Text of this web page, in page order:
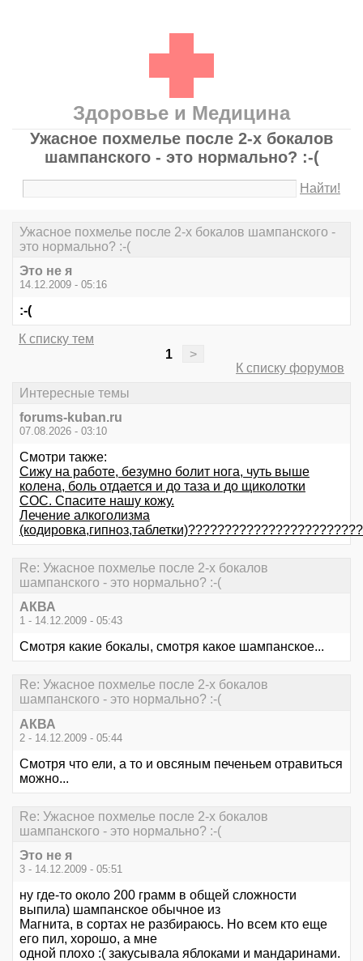
Здоровье и Медицина
Ужасное похмелье после 2-х бокалов
шампанского - это нормально? :-(
Найти!
Ужасное похмелье после 2-х бокалов шампанского -
это нормально? :-(
Это не я
14.12.2009 - 05:16
:-(
К списку тем
1
>
К списку форумов
Интересные темы
forums-kuban.ru
07.08.2026 - 03:10
Смотри также:
Сижу на работе, безумно болит нога, чуть выше
колена, боль отдается и до таза и до щиколотки
СОС. Спасите нашу кожу.
Лечение алкоголизма
Re: Ужасное похмелье после 2-х бокалов
шампанского - это нормально? :-(
АКВА
1 - 14.12.2009 - 05:43
Смотря какие бокалы, смотря какое шампанское...
Re: Ужасное похмелье после 2-х бокалов
шампанского - это нормально? :-(
АКВА
2 - 14.12.2009 - 05:44
Смотря что ели, а то и овсяным печеньем отравиться
можно...
Re: Ужасное похмелье после 2-х бокалов
шампанского - это нормально? :-(
Это не я
3 - 14.12.2009 - 05:51
ну где-то около 200 грамм в общей сложности
выпила) шампанское обычное из
Магнита, в сортах не разбираюсь. Но всем кто еще
его пил, хорошо, а мне
одной плохо :( закусывала яблоками и мандаринами.